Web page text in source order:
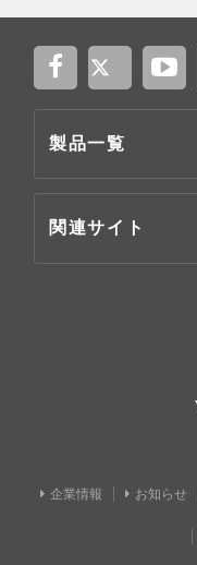
製品一覧
関連サイト
企業情報 お知らせ